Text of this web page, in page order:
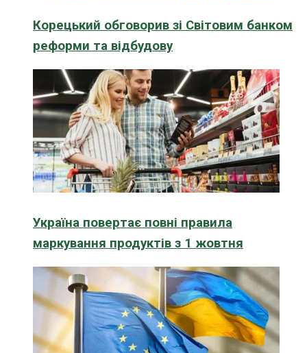
Корецький обговорив зі Світовим банком
реформи та відбудову
Україна повертає повні правила
маркування продуктів з 1 жовтня